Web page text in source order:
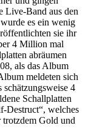
Live-Band aus den
es ein wenig
sie ihr
4 Million mal
abräumen
als das Album
meldeten sich
4
Schallplatten
Destruct“, welches
trotzdem Gold und